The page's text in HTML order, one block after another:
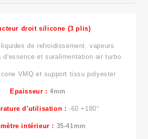
droit silicone (3 plis)
de refroidissement, vapeurs
d'essence et suralimentation air turbo.
VMQ et support tissu polyester
Epaisseur : 4mm
d'utilisation : -60 +180°
intérieur : 35-41mm